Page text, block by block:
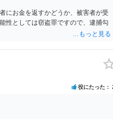
にお金を返すかどうか、被害者が受
性としては窃盗罪ですので、逮捕勾
役にたった